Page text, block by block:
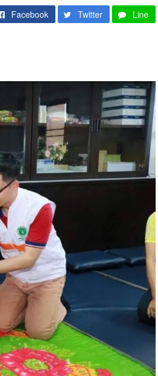
Facebook Twitter Line